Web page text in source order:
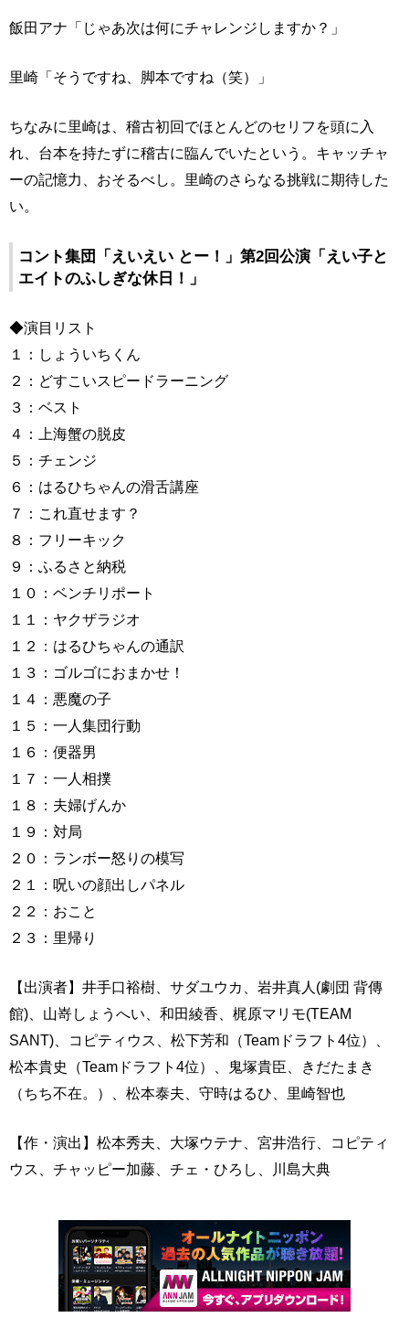
飯田アナ「じゃあ次は何にチャレンジしますか？」
里崎「そうですね、脚本ですね（笑）」
ちなみに里崎は、稽古初回でほとんどのセリフを頭に入
れ、台本を持たずに稽古に臨んでいたという。キャッチャ
ーの記憶力、おそるべし。里崎のさらなる挑戦に期待した
い。
コント集団「えいえい とー！」第2回公演「えい子と
エイトのふしぎな休日！」
◆演目リスト
１：しょういちくん
２：どすこいスピードラーニング
３：ベスト
４：上海蟹の脱皮
５：チェンジ
６：はるひちゃんの滑舌講座
７：これ直せます？
８：フリーキック
９：ふるさと納税
１０：ベンチリポート
１１：ヤクザラジオ
１２：はるひちゃんの通訳
１３：ゴルゴにおまかせ！
１４：悪魔の子
１５：一人集団行動
１６：便器男
１７：一人相撲
１８：夫婦げんか
１９：対局
２０：ランボー怒りの模写
２１：呪いの顔出しパネル
２２：おこと
２３：里帰り
【出演者】井手口裕樹、サダユウカ、岩井真人(劇団 背傳
館)、山嵜しょうへい、和田綾香、梶原マリモ(TEAM
SANT)、コピティウス、松下芳和（Teamドラフト4位）、
松本貴史（Teamドラフト4位）、鬼塚貴臣、きだたまき
（ちち不在。）、松本泰夫、守時はるひ、里崎智也
【作・演出】松本秀夫、大塚ウテナ、宮井浩行、コピティ
ウス、チャッピー加藤、チェ・ひろし、川島大典